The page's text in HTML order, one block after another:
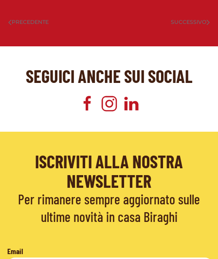
PRECEDENTE SUCCESSIVO
SEGUICI ANCHE SUI SOCIAL
ISCRIVITI ALLA NOSTRA
NEWSLETTER
Per rimanere sempre aggiornato sulle
ultime novità in casa Biraghi
Email